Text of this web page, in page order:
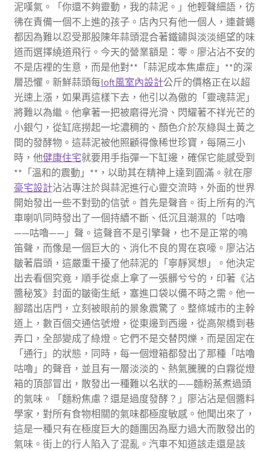
泥嘆氣。「你還不夠靈動，我的蒜泥。」他輕聲細語，彷
彿在責備一個不上進的孩子。店內只有他一個人，連蒼蠅
都因為難以忍受那股陳年蒜頭混合著鐵鏽與淡淡絕望的味
道而選擇繞道飛行。今天的營業額是：零。廖沾沾不安的
不是店裡的生意，而是他對**「蒜泥成本焦慮症」**的深
層恐懼。新鮮蒜頭每loft風室內設計公斤的價格正在以超
光速上漲，如果再這樣下去，他引以為傲的「靈魂蒜泥」
將難以為繼。他拿著一把被磨得光滑、閃耀著不祥光芒的
小銀勺，從缸底撈起一坨濃稠的、顏色介於灰綠與土黃之
間的發酵物。這蒜泥被他照顧得像稀世珍寶，每隔三小
時，他健康住宅就要用手指彈一下缸邊，確保它能感受到
**「溫和的震動」**，以助其在精神上達到圓滿。就在廖
豪宅設計沾沾專注於與蒜泥進行心靈交流時，外面的世界
開始發出一些不對勁的信號。首先是聲音。街上所有的汽
車喇叭同時發出了一個持續不斷、低沉且潮濕的「咕嚕
——咕嚕——」聲。這聲音不是引擎聲，也不是正常的鳴
笛聲，而像是一個巨大的、消化不良的胃在哀嚎。廖沾沾
皺著眉頭，這嚴重干擾了他蒜泥的「寧靜冥想」。他決定
出去看個究竟，順手從桌上拿了一張髒兮兮的，印著《沾
醬秘笈》封面的皺衛生紙，塞進口袋以備不時之需。他一
腳踏出店門，立刻被眼前的景象震驚了。整條城市的主幹
道上，數百個交通信號燈，從東邊到西邊，從高架橋到巷
弄口，全部變成了綠燈。它們不是交替閃爍，而是固定在
「通行」的狀態，同時，每一個燈箱都發出了那種「咕嚕
咕嚕」的聲音，並且有一層淡淡的、熱氣騰騰的白霧從燈
箱的頂部冒出，散發出一種難以名狀的——麵粉蒸煮過頭
的氣味。「麵粉焦慮？還是過度發酵？」廖沾沾是個醬料
學家，對所有食物相關的氣味都極度敏感。他聞出來了，
這是一種只有在極度巨大的麵團因為壓力過大而散發出的
氣味。街上的行人陷入了混亂。汽車不知道該走還是該